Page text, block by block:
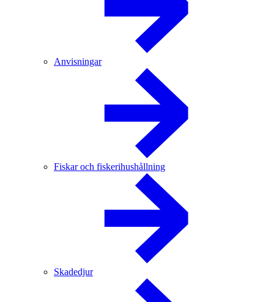
Anvisningar
Fiskar och fiskerihushållning
Skadedjur